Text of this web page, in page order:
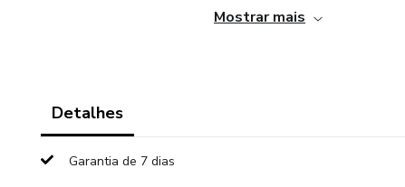
Mostrar mais
Detalhes
Garantia de 7 dias